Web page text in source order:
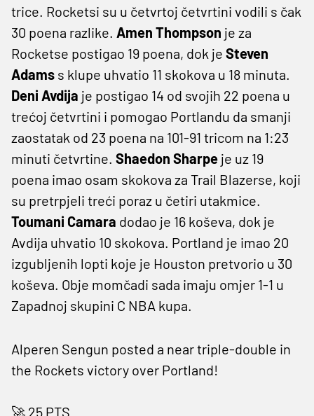
trice. Rocketsi su u četvrtoj četvrtini vodili s čak
30 poena razlike. Amen Thompson je za
Rocketse postigao 19 poena, dok je Steven
Adams s klupe uhvatio 11 skokova u 18 minuta.
Deni Avdija je postigao 14 od svojih 22 poena u
trećoj četvrtini i pomogao Portlandu da smanji
zaostatak od 23 poena na 101-91 tricom na 1:23
minuti četvrtine. Shaedon Sharpe je uz 19
poena imao osam skokova za Trail Blazerse, koji
su pretrpjeli treći poraz u četiri utakmice.
Toumani Camara dodao je 16 koševa, dok je
Avdija uhvatio 10 skokova. Portland je imao 20
izgubljenih lopti koje je Houston pretvorio u 30
koševa. Obje momčadi sada imaju omjer 1-1 u
Zapadnoj skupini C NBA kupa.
Alperen Sengun posted a near triple-double in
the Rockets victory over Portland!
🚀 25 PTS